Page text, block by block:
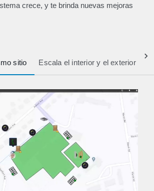
crece, y te brinda nuevas mejoras
sitio Escala el interior y el exterior